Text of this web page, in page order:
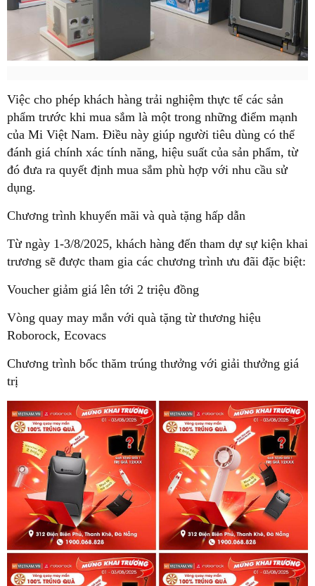
Việc cho phép khách hàng trải nghiệm thực tế các sản
phẩm trước khi mua sắm là một trong những điểm mạnh
của Mi Việt Nam. Điều này giúp người tiêu dùng có thể
đánh giá chính xác tính năng, hiệu suất của sản phẩm, từ
đó đưa ra quyết định mua sắm phù hợp với nhu cầu sử
dụng.
Chương trình khuyến mãi và quà tặng hấp dẫn
Từ ngày 1-3/8/2025, khách hàng đến tham dự sự kiện khai
trương sẽ được tham gia các chương trình ưu đãi đặc biệt:
Voucher giảm giá lên tới 2 triệu đồng
Vòng quay may mắn với quà tặng từ thương hiệu
Roborock, Ecovacs
Chương trình bốc thăm trúng thưởng với giải thưởng giá
trị